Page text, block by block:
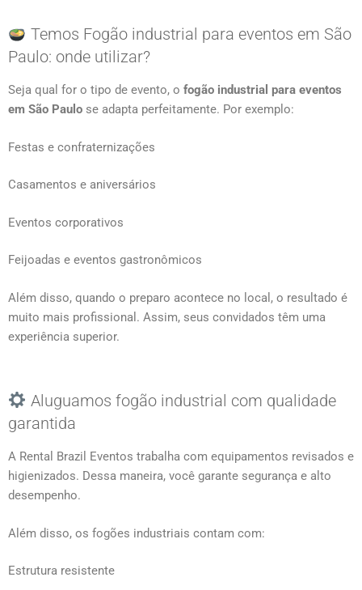
Temos Fogão industrial para eventos em São
Paulo: onde utilizar?
Seja qual for o tipo de evento, o fogão industrial para eventos
em São Paulo se adapta perfeitamente. Por exemplo:
Festas e confraternizações
Casamentos e aniversários
Eventos corporativos
Feijoadas e eventos gastronômicos
Além disso, quando o preparo acontece no local, o resultado é
muito mais profissional. Assim, seus convidados têm uma
experiência superior.
Aluguamos fogão industrial com qualidade
garantida
A Rental Brazil Eventos trabalha com equipamentos revisados e
higienizados. Dessa maneira, você garante segurança e alto
desempenho.
Além disso, os fogões industriais contam com:
Estrutura resistente